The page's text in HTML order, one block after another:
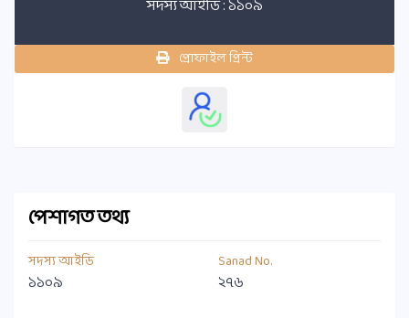
সদস্য আইডি : ১১০৯
প্রোফাইল প্রিন্ট
পেশাগত তথ্য
সদস্য আইডি
১১০৯
Sanad No.
২৭৬